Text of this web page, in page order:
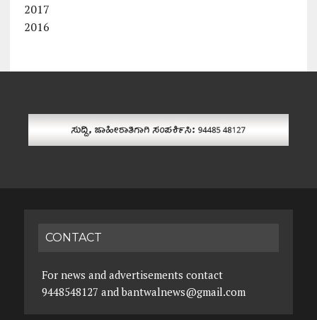
2017
2016
CONTACT
For news and advertisements contact
9448548127 and bantwalnews@gmail.com